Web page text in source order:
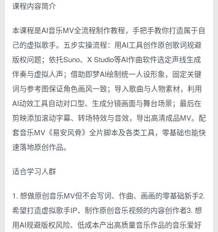
课程内容简介
本课程是AI音乐MV全流程制作教程，手把手教你打造属于自
己的虚拟歌手。五步实操流程：用AI工具创作原创歌词规避
版权问题；依托Suno、X Studio等AI作曲软件选定声线生成
伴奏与虚拟人声；借助即梦AI绘制统一人设形象，固定关键
词与参考图保证角色画风一致；导入歌曲与人物素材，利用
AI动效工具自动对口型、生成分镜画面与舞台场景；最后在
剪映添加滚动字幕、转场特效与音效，导出高清成品MV。配
套音乐MV《易安风骨》全片脚本及各类工具，零基础也能快
速落地原创作品。
适合学习人群
1. 想做原创音乐MV但不会写词、作曲、画画的零基础新手2.
希望打造虚拟歌手IP、制作原创音乐视频的内容创作者3. 想
用AI规避版权风险、低成本产出高质量音乐作品的音乐爱好